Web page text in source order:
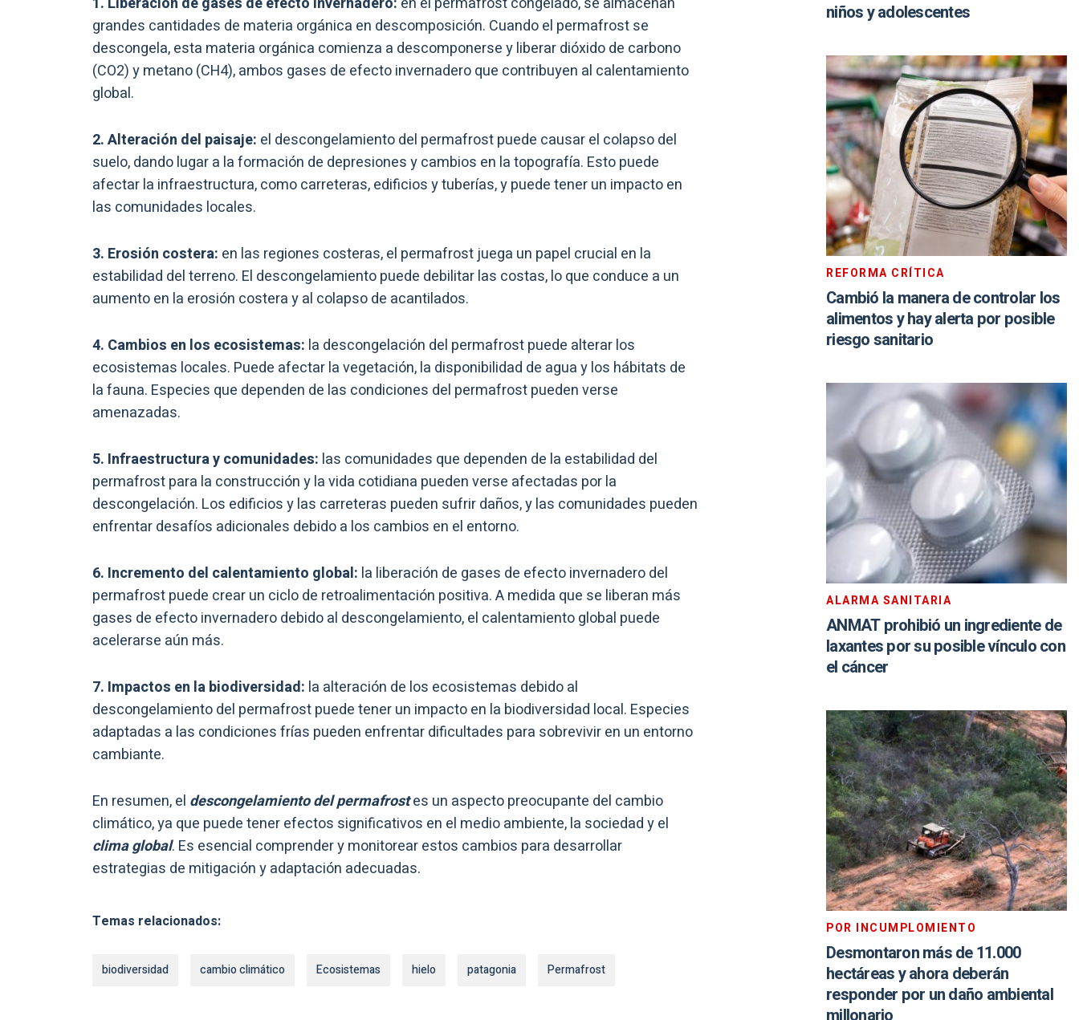
grandes cantidades de materia orgánica en descomposición. Cuando el permafrost se
descongela, esta materia orgánica comienza a descomponerse y liberar dióxido de carbono
(CO2) y metano (CH4), ambos gases de efecto invernadero que contribuyen al calentamiento
global.
2. Alteración del paisaje: el descongelamiento del permafrost puede causar el colapso del
suelo, dando lugar a la formación de depresiones y cambios en la topografía. Esto puede
afectar la infraestructura, como carreteras, edificios y tuberías, y puede tener un impacto en
las comunidades locales.
3. Erosión costera: en las regiones costeras, el permafrost juega un papel crucial en la
estabilidad del terreno. El descongelamiento puede debilitar las costas, lo que conduce a un
aumento en la erosión costera y al colapso de acantilados.
4. Cambios en los ecosistemas: la descongelación del permafrost puede alterar los
ecosistemas locales. Puede afectar la vegetación, la disponibilidad de agua y los hábitats de
la fauna. Especies que dependen de las condiciones del permafrost pueden verse
amenazadas.
5. Infraestructura y comunidades: las comunidades que dependen de la estabilidad del
permafrost para la construcción y la vida cotidiana pueden verse afectadas por la
descongelación. Los edificios y las carreteras pueden sufrir daños, y las comunidades pueden
enfrentar desafíos adicionales debido a los cambios en el entorno.
6. Incremento del calentamiento global: la liberación de gases de efecto invernadero del
permafrost puede crear un ciclo de retroalimentación positiva. A medida que se liberan más
gases de efecto invernadero debido al descongelamiento, el calentamiento global puede
acelerarse aún más.
7. Impactos en la biodiversidad: la alteración de los ecosistemas debido al
descongelamiento del permafrost puede tener un impacto en la biodiversidad local. Especies
adaptadas a las condiciones frías pueden enfrentar dificultades para sobrevivir en un entorno
cambiante.
En resumen, el descongelamiento del permafrostes un aspecto preocupante del cambio
climático, ya que puede tener efectos significativos en el medio ambiente, la sociedad y el
clima global. Es esencial comprender y monitorear estos cambios para desarrollar
estrategias de mitigación y adaptación adecuadas.
Temas relacionados:
biodiversidad cambio climático Ecosistemas hielo patagonia Permafrost
niños y adolescentes
REFORMA CRÍTICA
Cambió la manera de controlar los
alimentos y hay alerta por posible
riesgo sanitario
ALARMA SANITARIA
ANMAT prohibió un ingrediente de
laxantes por su posible vínculo con
el cáncer
POR INCUMPLOMIENTO
Desmontaron más de 11.000
hectáreas y ahora deberán
responder por un daño ambiental